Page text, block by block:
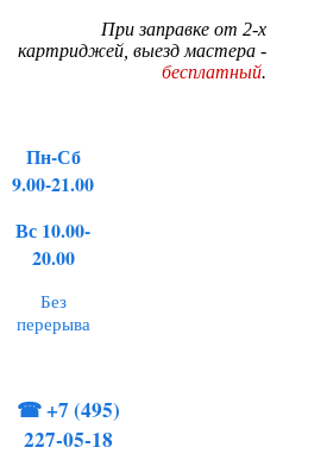
При заправке от 2-х
картриджей, выезд мастера -
бесплатный.
Пн-Сб
9.00-21.00
Вс 10.00-
20.00
Без
перерыва
☎+7 (495)
227-05-18